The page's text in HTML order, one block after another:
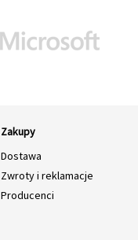
Zakupy
Dostawa
Zwroty i reklamacje
Producenci